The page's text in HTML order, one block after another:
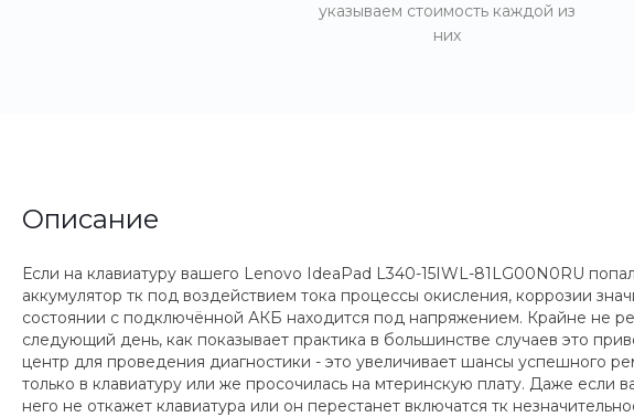
указываем стоимость каждой из
них
Описание
Если на клавиатуру вашего Lenovo IdeaPad L340-15IWL-81LG00N0RU
аккумулятор тк под воздействием тока процессы окисления, коррозии
состоянии с подключённой АКБ находится под напряжением. Крайне не
следующий день, как показывает практика в большинстве случаев это
центр для проведения диагностики - это увеличивает шансы успешного
только в клавиатуру или же просочилась на мтеринскую плату. Даже если
него не откажет клавиатура или он перестанет включатся тк